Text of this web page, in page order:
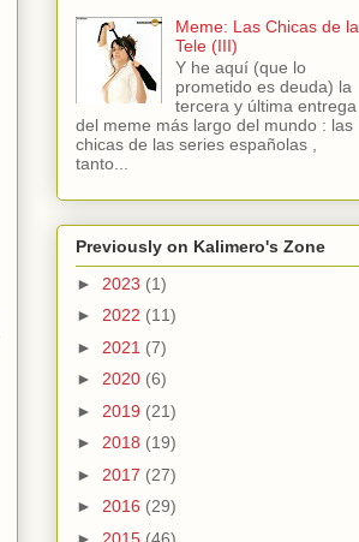
Meme: Las Chicas de la
Tele (III)
Y he aquí (que lo
prometido es deuda) la
tercera y última entrega
del meme más largo del mundo : las
chicas de las series españolas ,
tanto...
Previously on Kalimero's Zone
► 2023 (1)
► 2022 (11)
► 2021 (7)
► 2020 (6)
► 2019 (21)
► 2018 (19)
► 2017 (27)
► 2016 (29)
► 2015 (46)